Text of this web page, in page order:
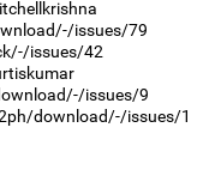
issues/79
issues/42
issues/9
download/-/issues/1